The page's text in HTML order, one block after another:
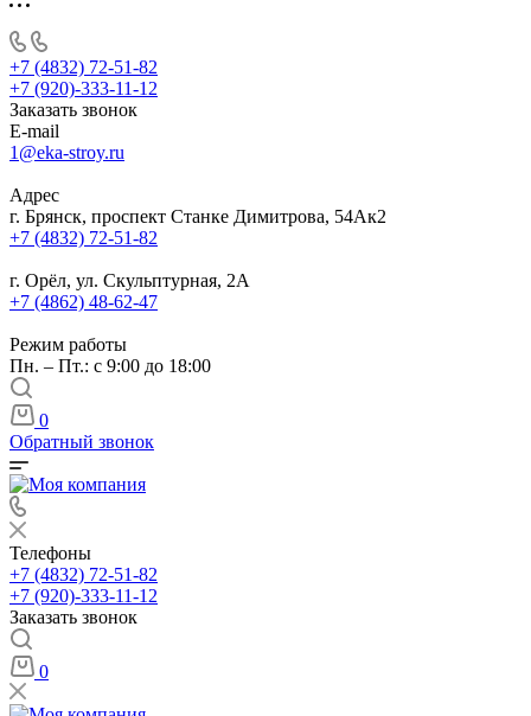
+7 (4832) 72-51-82
+7 (920)-333-11-12
Заказать звонок
E-mail
1@eka-stroy.ru
Адрес
г. Брянск, проспект Станке Димитрова, 54Ак2
+7 (4832) 72-51-82
г. Орёл, ул. Скульптурная, 2А
+7 (4862) 48-62-47
Режим работы
Пн. – Пт.: с 9:00 до 18:00
0
Обратный звонок
Телефоны
+7 (4832) 72-51-82
+7 (920)-333-11-12
Заказать звонок
0